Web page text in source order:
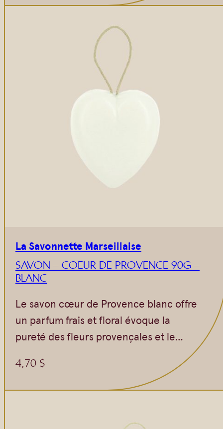
La Savonnette Marseillaise
SAVON – COEUR DE PROVENCE 90G –
BLANC
Le savon cœur de Provence blanc offre
un parfum frais et floral évoque la
pureté des fleurs provençales et le…
4,70 $